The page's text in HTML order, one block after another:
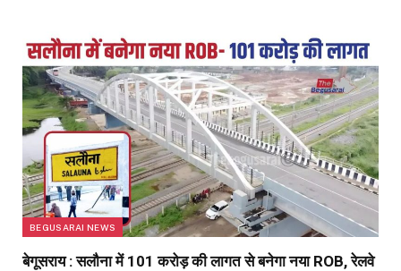
BEGUSARAI NEWS
बेगूसराय : सलौना में 101 करोड़ की लागत से बनेगा नया ROB, रेलवे